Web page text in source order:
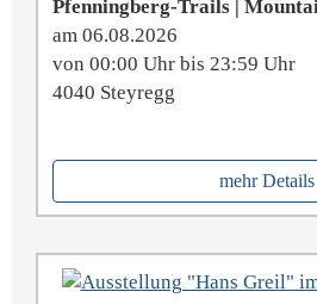
Pfenningberg-Trails |
am 06.08.2026
von 00:00 Uhr bis 23:59 Uhr
4040 Steyregg
mehr Details